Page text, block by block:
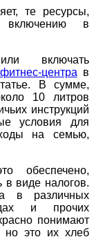
те ресурсы,
включению в
включать
центра в
В сумме,
10 литров
инструкций
условия для
на семью,
обеспечено,
в виде налогов.
в различных
и прочих
понимают
но это их хлеб